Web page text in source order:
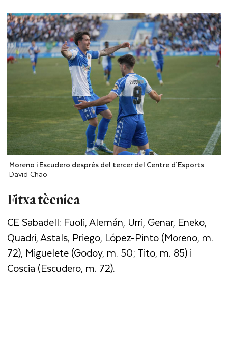
Moreno i Escudero després del tercer del Centre d`Esports
David Chao
Fitxa tècnica
CE Sabadell: Fuoli, Alemán, Urri, Genar, Eneko,
Quadri, Astals, Priego, López-Pinto (Moreno, m.
72), Miguelete (Godoy, m. 50; Tito, m. 85) i
Coscia (Escudero, m. 72).